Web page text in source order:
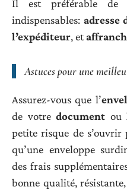
Il est préférable de
indispensables: adresse
l’expéditeur, et
Astuces pour une
Assurez-vous que l’
de votredocument ou
petite risque de
qu’une enveloppe
des frais
bonne qualité,